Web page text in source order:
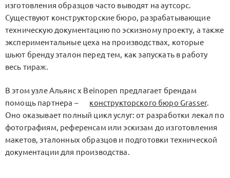
изготовления образцов часто выводят на аутсорс.
Существуют конструкторские бюро, разрабатывающие
техническую документацию по эскизному проекту, а также
экспериментальные цеха на производствах, которые
шьют бренду эталон перед тем, как запускать в работу
весь тираж.
В этом узле Альянс x Beinopen предлагает брендам
помощь партнера –
конструкторского бюро Grasser.
Оно оказывает полный цикл услуг: от разработки лекал по
фотографиям, референсам или эскизам до изготовления
макетов, эталонных образцов и подготовки технической
документации для производства.